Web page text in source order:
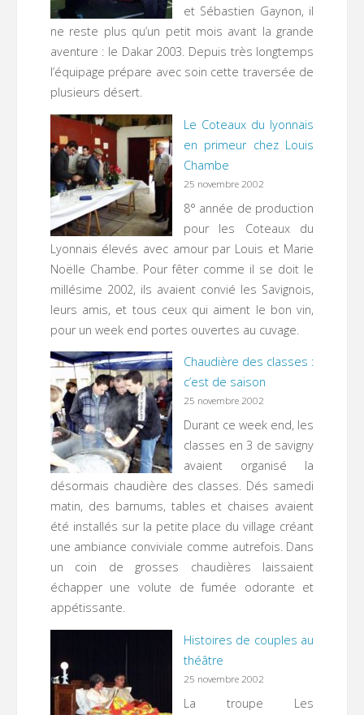
et Sébastien Gaynon, il
ne reste plus qu’un petit mois avant la grande
aventure : le Dakar 2003. Depuis très longtemps
l’équipage prépare avec soin cette traversée de
plusieurs désert.
Le Coteaux du lyonnais
en primeur chez Louis
Chambe
25 novembre 2002
8° année de production
pour les Coteaux du
Lyonnais élevés avec amour par Louis et Marie
Noëlle Chambe. Pour fêter comme il se doit le
millésime 2002, ils avaient convié les Savignois,
leurs amis, et tous ceux qui aiment le bon vin,
pour un week end portes ouvertes au cuvage.
Chaudière des classes :
c’est de saison
25 novembre 2002
Durant ce week end, les
classes en 3 de savigny
avaient organisé la
désormais chaudière des classes. Dés samedi
matin, des barnums, tables et chaises avaient
été installés sur la petite place du village créant
une ambiance conviviale comme autrefois. Dans
un coin de grosses chaudières laissaient
échapper une volute de fumée odorante et
appétissante.
Histoires de couples au
théâtre
25 novembre 2002
La troupe Les